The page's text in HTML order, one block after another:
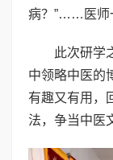
病？”……医师
此次研学
中领略中医的
有趣又有用，
法，争当中医